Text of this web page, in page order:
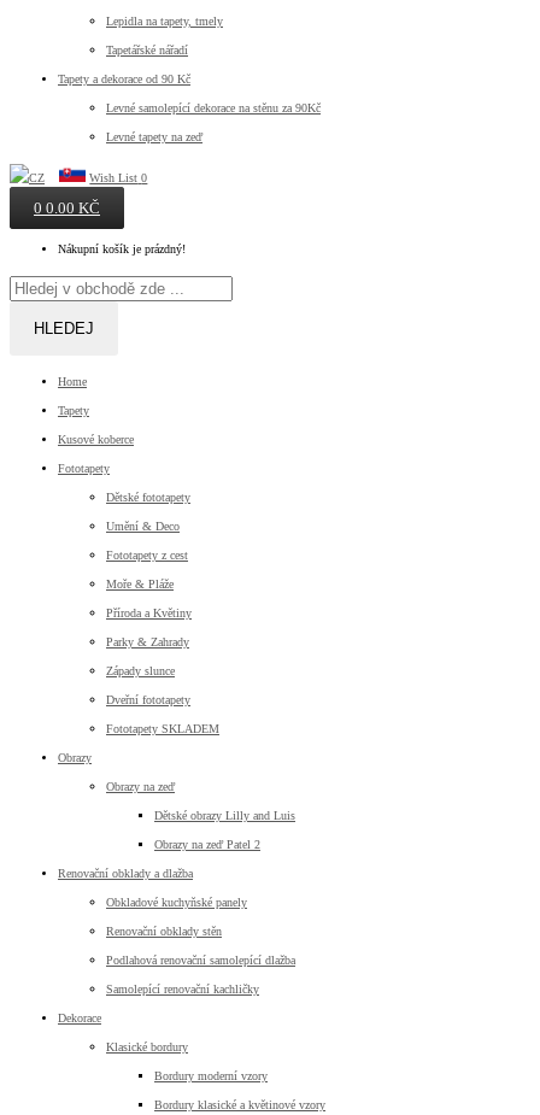
Lepidla na tapety, tmely
Tapetářské nářadí
Tapety a dekorace od 90 Kč
Levné samolepící dekorace na stěnu za 90Kč
Levné tapety na zeď
Wish List 0
0 0.00 KČ
Nákupní košík je prázdný!
HLEDEJ
Home
Tapety
Kusové koberce
Fototapety
Dětské fototapety
Umění & Deco
Fototapety z cest
Moře & Pláže
Příroda a Květiny
Parky & Zahrady
Západy slunce
Dveřní fototapety
Fototapety SKLADEM
Obrazy
Obrazy na zeď
Dětské obrazy Lilly and Luis
Obrazy na zeď Patel 2
Renovační obklady a dlažba
Obkladové kuchyňské panely
Renovační obklady stěn
Podlahová renovační samolepící dlažba
Samolepící renovační kachličky
Dekorace
Klasické bordury
Bordury moderní vzory
Bordury klasické a květinové vzory